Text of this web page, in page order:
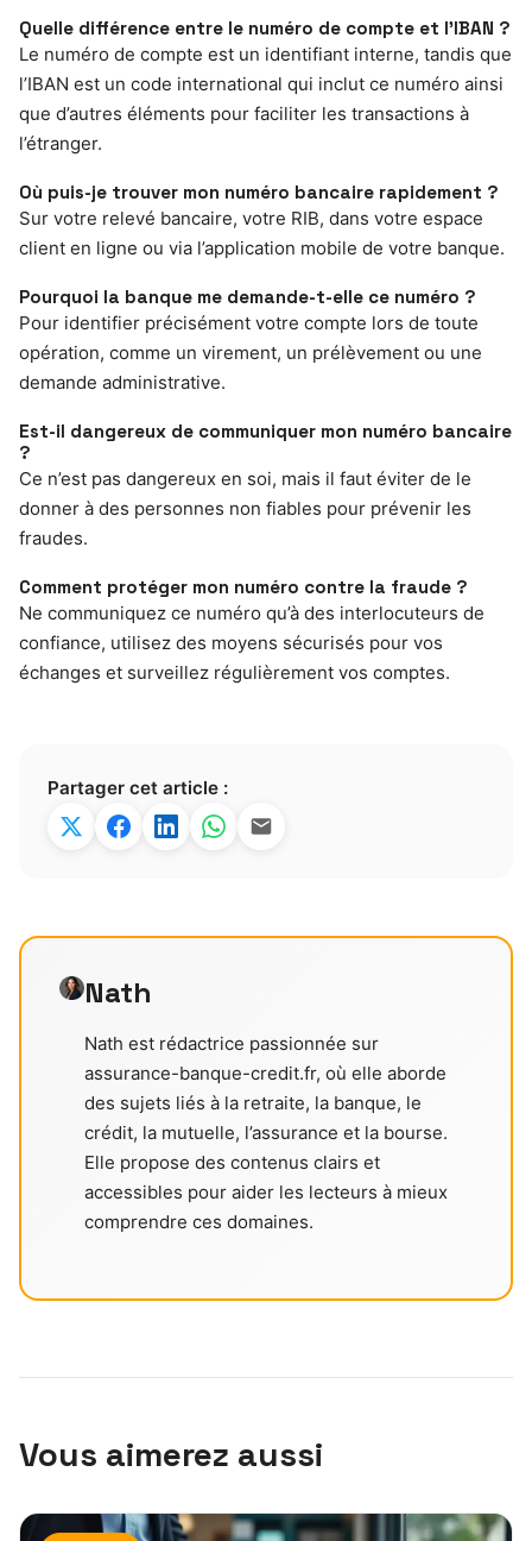
Quelle différence entre le numéro de compte et l’IBAN ?
Le numéro de compte est un identifiant interne, tandis que
l’IBAN est un code international qui inclut ce numéro ainsi
que d’autres éléments pour faciliter les transactions à
l’étranger.
Où puis-je trouver mon numéro bancaire rapidement ?
Sur votre relevé bancaire, votre RIB, dans votre espace
client en ligne ou via l’application mobile de votre banque.
Pourquoi la banque me demande-t-elle ce numéro ?
Pour identifier précisément votre compte lors de toute
opération, comme un virement, un prélèvement ou une
demande administrative.
Est-il dangereux de communiquer mon numéro bancaire
?
Ce n’est pas dangereux en soi, mais il faut éviter de le
donner à des personnes non fiables pour prévenir les
fraudes.
Comment protéger mon numéro contre la fraude ?
Ne communiquez ce numéro qu’à des interlocuteurs de
confiance, utilisez des moyens sécurisés pour vos
échanges et surveillez régulièrement vos comptes.
Partager cet article :
Nath
Nath est rédactrice passionnée sur
assurance-banque-credit.fr, où elle aborde
des sujets liés à la retraite, la banque, le
crédit, la mutuelle, l’assurance et la bourse.
Elle propose des contenus clairs et
accessibles pour aider les lecteurs à mieux
comprendre ces domaines.
Vous aimerez aussi